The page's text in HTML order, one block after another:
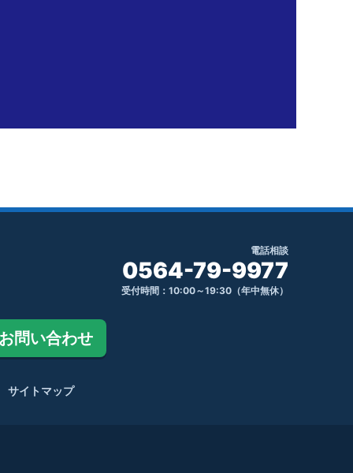
電話相談
0564-79-9977
受付時間：10:00～19:30（年中無休）
お問い合わせ
サイトマップ